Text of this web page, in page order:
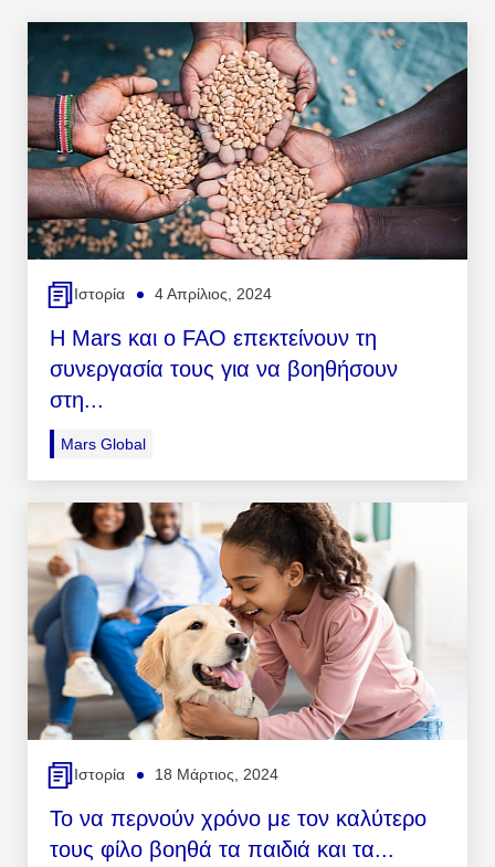
Ιστορία 4 Απρίλιος, 2024
Η Mars και ο FAO επεκτείνουν τη
συνεργασία τους για να βοηθήσουν
στη...
Mars Global
Ιστορία 18 Μάρτιος, 2024
Το να περνούν χρόνο με τον καλύτερο
τους φίλο βοηθά τα παιδιά και τα...